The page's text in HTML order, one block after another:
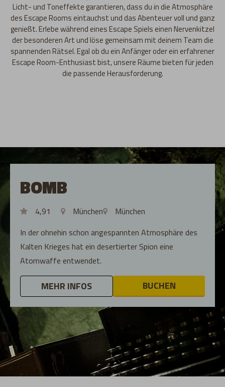
Licht- und Toneffekte garantieren, dass du in die Atmosphäre
des Escape Rooms eintauchst und das Abenteuer voll und ganz
genießt. Erlebe während eines Escape Spiels einen Nervenkitzel
der besonderen Art und löse gemeinsam mit deinem Team die
spannenden Rätsel. Egal ob du ein Anfänger oder ein erfahrener
Escape Room-Enthusiast bist, unsere Räume bieten für jeden
die passende Herausforderung.
BOMB
4,91 München
München
In der ohnehin schon angespannten Atmosphäre des
Kalten Krieges hat ein desertierter Spion eine
Atomwaffe entwendet.
MEHR INFOS BUCHEN